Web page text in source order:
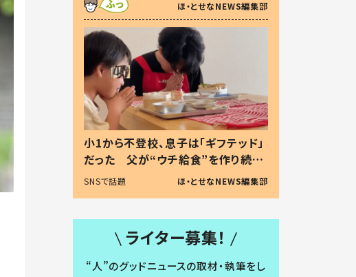
す！」「現行犯〜」
ほ・とせなNEWS編集部
小1から不登校、息子は「ギフテッド」
だった 父が“ウチ給食”を作り続け
る理由とは #令和の親 #令和の子
SNSで話題 ほ・とせなNEWS編集部
ライター募集！
“人”のグッドニュースの取材・執筆をし